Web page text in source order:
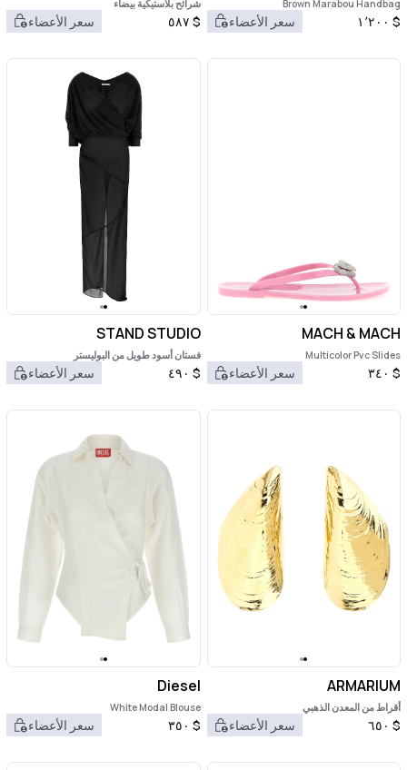
Brown Marabou Handbag
$ ١٬٢٠٠ سعر الأعضاء
شرائح بلاستيكية بيضاء
$ ٥٨٧ سعر الأعضاء
MACH & MACH
Multicolor Pvc Slides
$ ٣٤٠ سعر الأعضاء
STAND STUDIO
فستان أسود طويل من البوليستر
$ ٤٩٠ سعر الأعضاء
ARMARIUM
أقراط من المعدن الذهبي
$ ٦٥٠ سعر الأعضاء
Diesel
White Modal Blouse
$ ٣٥٠ سعر الأعضاء